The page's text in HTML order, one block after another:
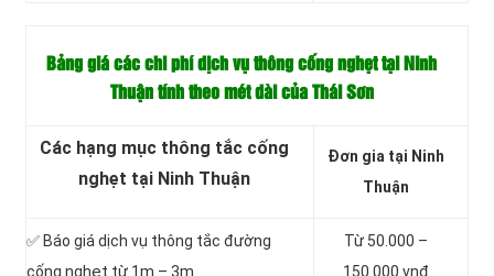
Bảng giá các chi phí dịch vụ thông cống nghẹt tại Ninh
Thuận tính theo mét dài của Thái Sơn
Các hạng mục thông tắc cống
nghẹt tại Ninh Thuận
Đơn gia tại Ninh
Thuận
✅ Báo giá dịch vụ thông tắc đường
cống nghẹt từ 1m – 3m.
Từ 50.000 –
150.000 vnđ